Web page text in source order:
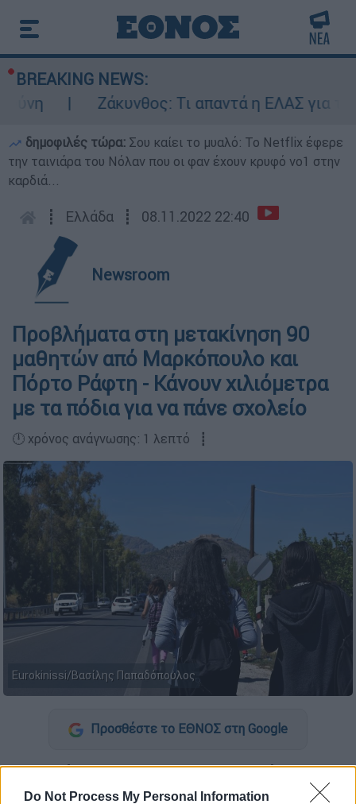
Do Not Process My Personal Information
BREAKING NEWS:
Ζάκυνθος: Τι απαντά η ΕΛΑΣ για
δημοφιλές τώρα: Σου καίει το μυαλό: Το Netflix έφερε
την ταινιάρα του Νόλαν που οι φαν έχουν κρυφό νο1 στην
καρδιά...
┋ Ελλάδα ┋ 08.11.2022 22:40
Newsroom
Προβλήματα στη μετακίνηση 90
μαθητών από Μαρκόπουλο και
Πόρτο Ράφτη - Κάνουν χιλιόμετρα
με τα πόδια για να πάνε σχολείο
🕛 χρόνος ανάγνωσης: 1 λεπτό ┋
Eurokinissi/Βασίλης Παπαδόπουλος
Προσθέστε το ΕΘΝΟΣ στη Google
Γολγοθάςείναι η καθημερινήμετακίνηση
προς τοσχολείογια μαθητές από το